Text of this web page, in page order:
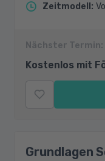
Zeitmodell :
Nächster Termin:
Kostenlos mit
Grundlagen